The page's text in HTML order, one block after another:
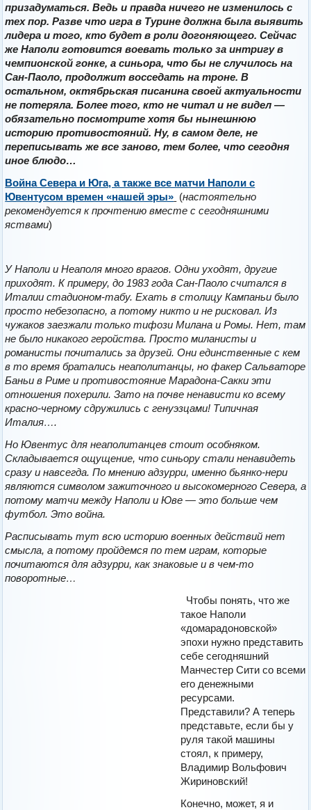
призадуматься. Ведь и правда ничего не изменилось с
тех пор. Разве что игра в Турине должна была выявить
лидера и того, кто будет в роли догоняющего. Сейчас
же Наполи готовится воевать только за интригу в
чемпионской гонке, а синьора, что бы не случилось на
Сан-Паоло, продолжит восседать на троне. В
остальном, октябрьская писанина своей актуальности
не потеряла. Более того, кто не читал и не видел —
обязательно посмотрите хотя бы нынешнюю
историю противостояний. Ну, в самом деле, не
переписывать же все заново, тем более, что сегодня
иное блюдо…
Война Севера и Юга, а также все матчи Наполи с
Ювентусом времен «нашей эры» (настоятельно
рекомендуется к прочтению вместе с сегодняшними
яствами)
У Наполи и Неаполя много врагов. Одни уходят, другие
приходят. К примеру, до 1983 года Сан-Паоло считался в
Италии стадионом-табу. Ехать в столицу Кампаньи было
просто небезопасно, а потому никто и не рисковал. Из
чужаков заезжали только тифози Милана и Ромы. Нет, там
не было никакого геройства. Просто миланисты и
романисты почитались за друзей. Они единственные с кем
в то время братались неаполитанцы, но факер Сальваторе
Баньи в Риме и противостояние Марадона-Сакки эти
отношения похерили. Зато на почве ненависти ко всему
красно-черному сдружились с генуэзцами! Типичная
Италия….
Но Ювентус для неаполитанцев стоит особняком.
Складывается ощущение, что синьору стали ненавидеть
сразу и навсегда. По мнению адзурри, именно бьянко-нери
являются символом зажиточного и высокомерного Севера, а
потому матчи между Наполи и Юве — это больше чем
футбол. Это война.
Расписывать тут всю историю военных действий нет
смысла, а потому пройдемся по тем играм, которые
почитаются для адзурри, как знаковые и в чем-то
поворотные…
Чтобы понять, что же
такое Наполи
«домарадоновской»
эпохи нужно представить
себе сегодняшний
Манчестер Сити со всеми
его денежными
ресурсами.
Представили? А теперь
представьте, если бы у
руля такой машины
стоял, к примеру,
Владимир Вольфович
Жириновский!
Конечно, может, я и